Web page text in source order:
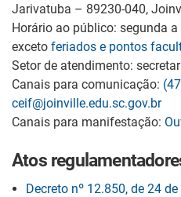
Jarivatuba – 89230-040,
Horário ao público: segunda
exceto feriados e pontos
Setor de atendimento:
Canais para comunicação:
ceif@joinville.edu.sc.gov.br
Canais para manifestação:
Atos
Decreto nº 12.850, de 24